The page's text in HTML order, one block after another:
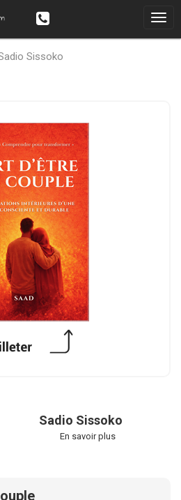
Sissoko
Sadio Sissoko
En savoir plus